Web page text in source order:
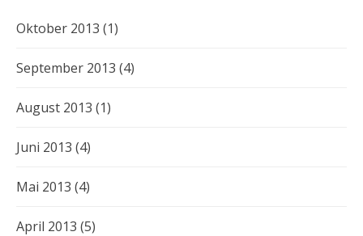
Oktober 2013 (1)
September 2013 (4)
August 2013 (1)
Juni 2013 (4)
Mai 2013 (4)
April 2013 (5)